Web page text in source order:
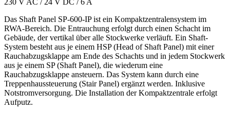
230 V AC / 24 V DC / 6 A
Das Shaft Panel SP-600-IP ist ein Kompaktzentralensystem im
RWA-Bereich. Die Entrauchung erfolgt durch einen Schacht im
Gebäude, der vertikal über alle Stockwerke verläuft. Ein Shaft-
System besteht aus je einem HSP (Head of Shaft Panel) mit einer
Rauchabzugsklappe am Ende des Schachts und in jedem Stockwerk
aus je einem SP (Shaft Panel), die wiederum eine
Rauchabzugsklappe ansteuern. Das System kann durch eine
Treppenhaussteuerung (Stair Panel) ergänzt werden. Inklusive
Notstromversorgung. Die Installation der Kompaktzentrale erfolgt
Aufputz.